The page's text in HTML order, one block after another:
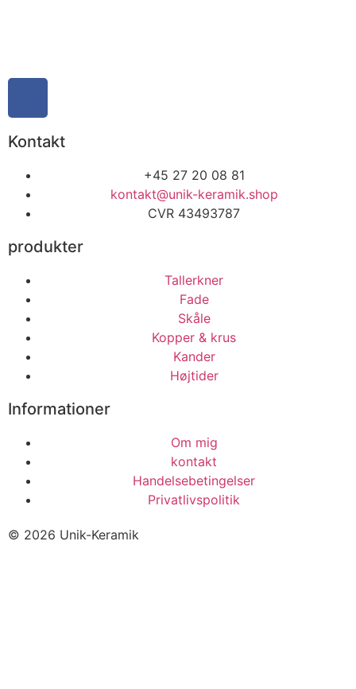
Kontakt
+45 27 20 08 81
kontakt@unik-keramik.shop
CVR 43493787
produkter
Tallerkner
Fade
Skåle
Kopper & krus
Kander
Højtider
Informationer
Om mig
kontakt
Handelsebetingelser
Privatlivspolitik
© 2026 Unik-Keramik